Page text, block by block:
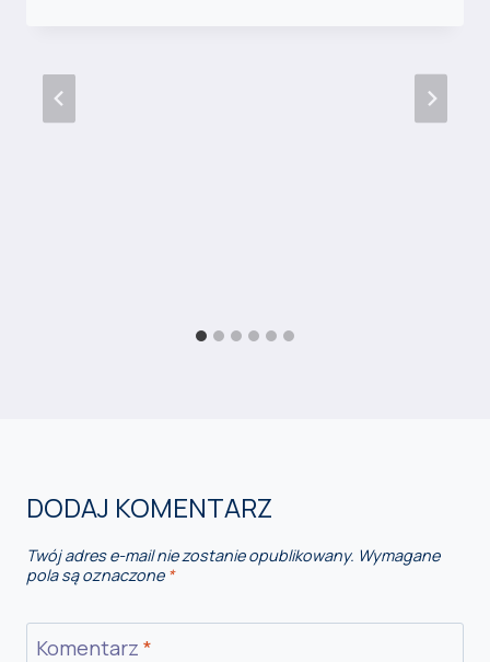
DODAJ KOMENTARZ
Twój adres e-mail nie zostanie opublikowany. Wymagane
pola są oznaczone *
Komentarz *